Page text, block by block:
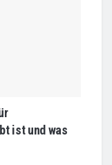
ist und was